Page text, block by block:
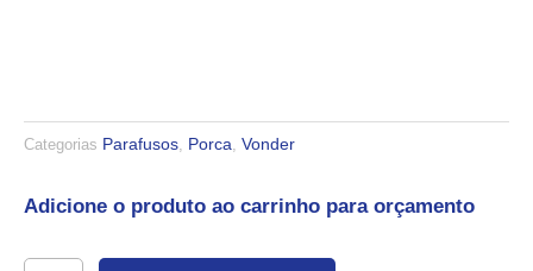
Categorias Parafusos Porca Vonder
Adicione o produto ao carrinho para orçamento